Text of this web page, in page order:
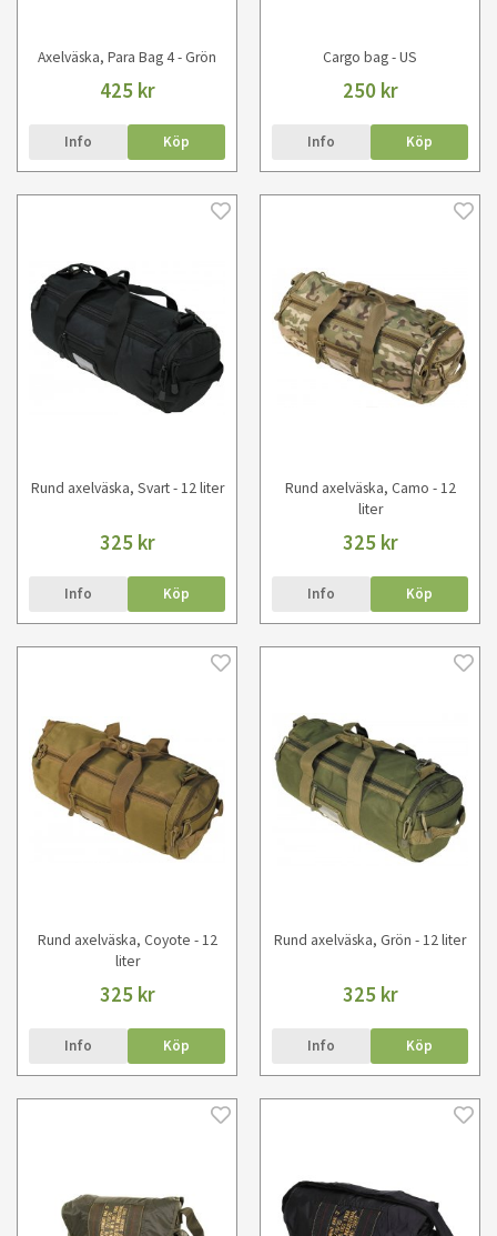
Axelväska, Para Bag 4 - Grön
425 kr
Info Köp
Cargo bag - US
250 kr
Info Köp
Rund axelväska, Svart - 12 liter
325 kr
Info Köp
Rund axelväska, Camo - 12
liter
325 kr
Info Köp
Rund axelväska, Coyote - 12
liter
325 kr
Info Köp
Rund axelväska, Grön - 12 liter
325 kr
Info Köp